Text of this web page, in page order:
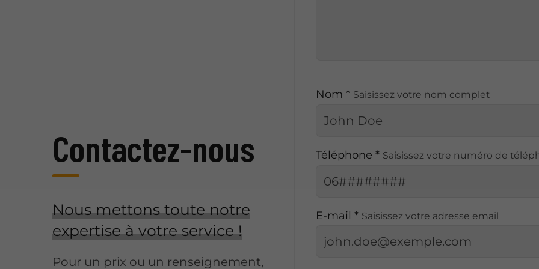
Contactez-nous
Nous mettons toute notre
expertise à votre service !
Pour un prix ou un renseignement,
Nom * Saisissez votre nom complet
Téléphone * Saisissez votre numéro de
E-mail * Saisissez votre adresse email